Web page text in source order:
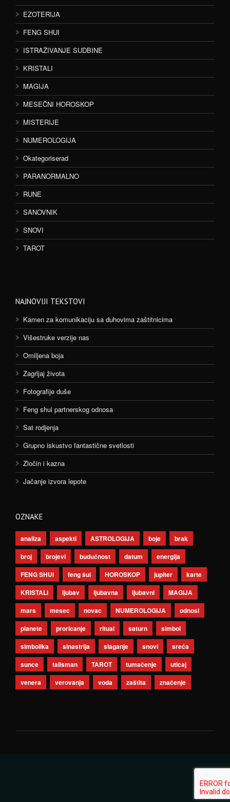
EZOTERIJA
FENG SHUI
ISTRAŽIVANJE SUDBINE
KRISTALI
MAGIJA
MESEČNI HOROSKOP
MISTERIJE
NUMEROLOGIJA
Okategoriserad
PARANORMALNO
RUNE
SANOVNIK
SNOVI
TAROT
NAJNOVIJI TEKSTOVI
Kamen za komunikaciju sa duhovima zaštitnicima
Višestruke verzije nas
Omiljena boja
Zagrljaj života
Fotografije duše
Feng shui partnerskog odnosa
Sat rodjenja
Grupno iskustvo fantastične svetlosti
Zločin i kazna
Jačanje izvora lepote
OZNAKE
analiza aspekti ASTROLOGIJA boje
brak
broj
brojevi budućnost datum
energija
FENG SHUI
feng šui HOROSKOP jupiter
karte
KRISTALI
ljubav ljubavna ljubavni
MAGIJA
mars
mesec novac NUMEROLOGIJA
odnosi
planete
proricanje ritual saturn
simbol
simbolika
sinastrija slaganje snovi
sreća
sunce
talisman TAROT tumačenje
uticaj
venera
verovanja voda zaštita značenje